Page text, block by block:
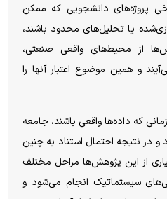
پروژه‌های دانشجویی که ممکن
یا تحلیل‌های محدود باشند،
از محیط‌های واقعی صنعتی،
و همین موضوع اعتبار آنها را
که داده‌ها واقعی باشند، جامعه
و در نتیجه احتمال استناد به چنین
از این پژوهش‌ها مراحل مختلف
سیستماتیک انجام می‌شود و